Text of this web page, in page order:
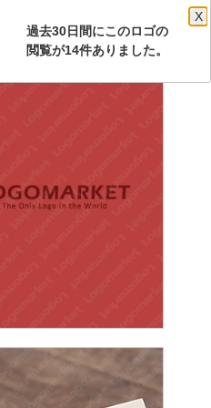
過去30日間にこのロゴの
X
閲覧が14件ありました。